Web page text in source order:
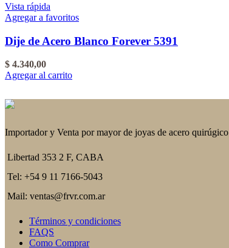
Vista rápida
Agregar a favoritos
Dije de Acero Blanco Forever 5391
$ 4.340,00
Agregar al carrito
Importador y Venta por mayor de joyas de acero quirúgico
Libertad 353 2 F, CABA
Tel: +54 9 11 7166-5043
Mail: ventas@frvr.com.ar
Términos y condiciones
FAQS
Como Comprar